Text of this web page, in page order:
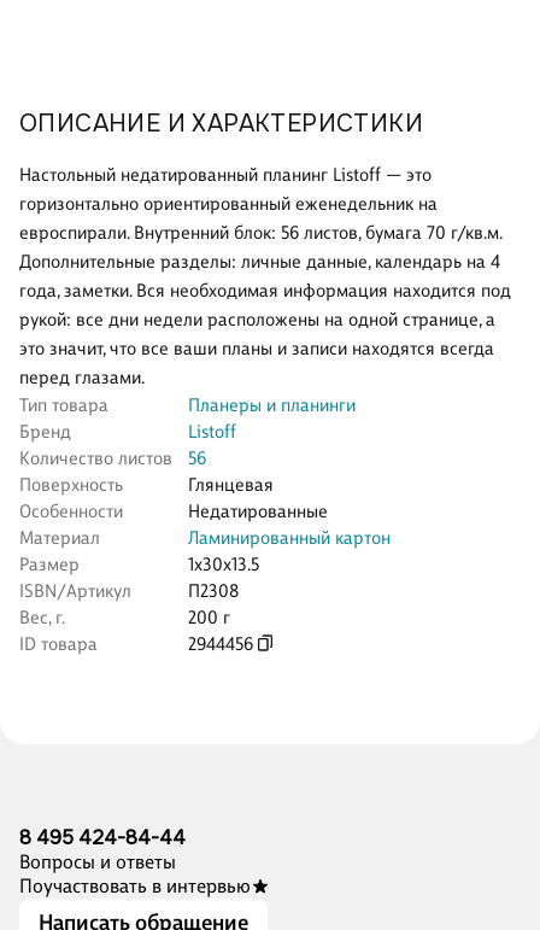
ОПИСАНИЕ И ХАРАКТЕРИСТИКИ
Настольный недатированный планинг Listoff — это
горизонтально ориентированный еженедельник на
евроспирали. Внутренний блок: 56 листов, бумага 70 г/кв.м.
Дополнительные разделы: личные данные, календарь на 4
года, заметки. Вся необходимая информация находится под
рукой: все дни недели расположены на одной странице, а
это значит, что все ваши планы и записи находятся всегда
перед глазами.
Тип товара
Планеры и планинги
Бренд
Listoff
Количество листов
56
Поверхность
Глянцевая
Особенности
Недатированные
Материал
Ламинированный картон
Размер
1x30x13.5
ISBN/Артикул
П2308
Вес, г.
200 г
ID товара
2944456
8 495 424-84-44
Вопросы и ответы
Поучаствовать в интервью
Написать обращение